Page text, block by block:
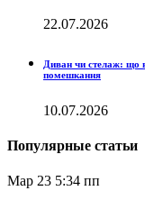
22.07.2026
Диван чи стелаж: що
помешкання
10.07.2026
Популярные статьи
Мар 23 5:34 пп